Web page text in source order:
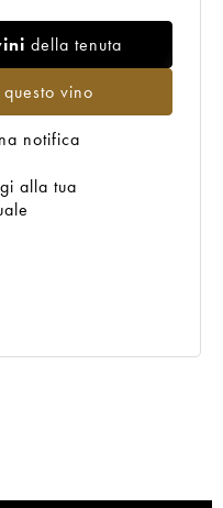
della tenuta
questo vino
notifica
alla tua